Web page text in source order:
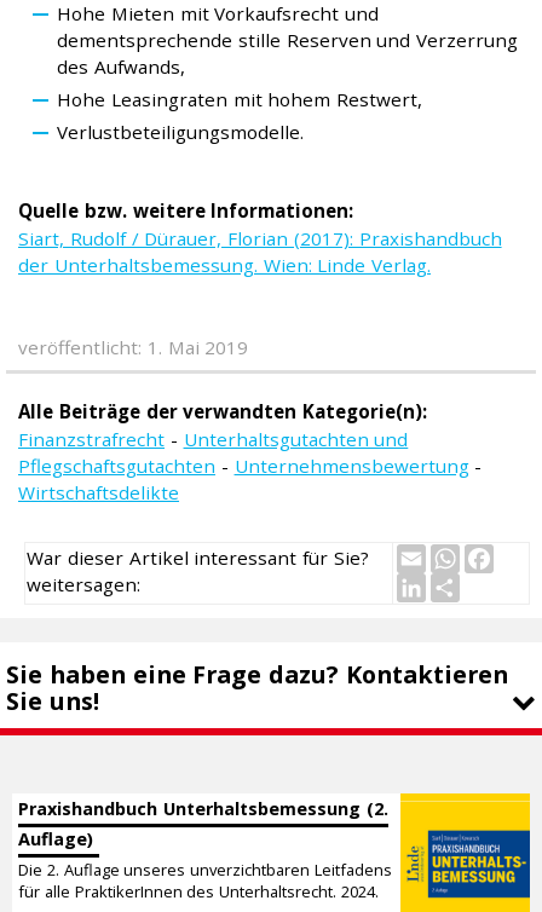
Hohe Mieten mit Vorkaufsrecht und
dementsprechende stille Reserven und Verzerrung
des Aufwands,
Hohe Leasingraten mit hohem Restwert,
Verlustbeteiligungsmodelle.
Quelle bzw. weitere Informationen:
Siart, Rudolf / Dürauer, Florian (2017): Praxishandbuch
der Unterhaltsbemessung. Wien: Linde Verlag.
veröffentlicht: 1. Mai 2019
Alle Beiträge der verwandten Kategorie(n):
Finanzstrafrecht - Unterhaltsgutachten und
Pflegschaftsgutachten - Unternehmensbewertung-
Wirtschaftsdelikte
War dieser Artikel interessant für Sie?
weitersagen:
Email
LinkedIn
Sie haben eine Frage dazu? Kontaktieren
Sie uns!
Praxishandbuch Unterhaltsbemessung (2.
Auflage)
Die 2. Auflage unseres unverzichtbaren Leitfadens
für alle PraktikerInnen des Unterhaltsrecht. 2024.